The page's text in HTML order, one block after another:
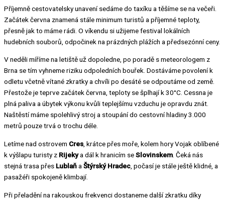
Příjemně cestovatelsky unavení sedáme do taxíku a těšíme se na večeři.
Začátek června znamená stále minimum turistů a příjemné teploty,
přesně jak to máme rádi. O víkendu si užijeme festival lokálních
hudebních souborů, odpočinek na prázdných plážích a předsezónní ceny.
V neděli míříme na letiště už dopoledne, po poradě s meteorologem z
Brna se tím vyhneme riziku odpoledních bouřek. Dostáváme povolení k
odletu včetně vítané zkratky a chvíli po desáté se odpoutáme od země.
Přestože je teprve začátek června, teploty se šplhají k 30°C. Cessna je
plná paliva a úbytek výkonu kvůli teplejšímu vzduchu je opravdu znát.
Naštěstí máme spolehlivý stroj a stoupání do cestovní hladiny 3.000
metrů pouze trvá o trochu déle.
Letíme nad ostrovem Cres , krátce přes moře, kolem hory Vojak oblíbené
k výšlapu turisty z Rijekya dál k hranicím seSlovinskem . Čeká nás
stejná trasa přes Lublaňa Štýrský Hradec , počasí je stále ještě klidné, a
pasažéři spokojeně klimbají.
Při přeladění na rakouskou frekvenci dostaneme další zkratku díky